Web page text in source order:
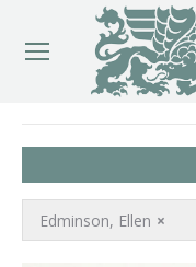
×
Edminson, Ellen